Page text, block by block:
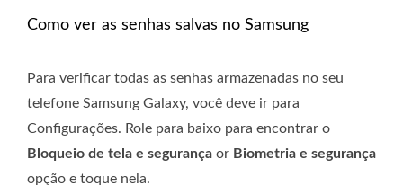
Como ver as senhas salvas no Samsung
Para verificar todas as senhas armazenadas no seu
telefone Samsung Galaxy, você deve ir para
Configurações. Role para baixo para encontrar o
Bloqueio de tela e segurança or Biometria e segurança
opção e toque nela.